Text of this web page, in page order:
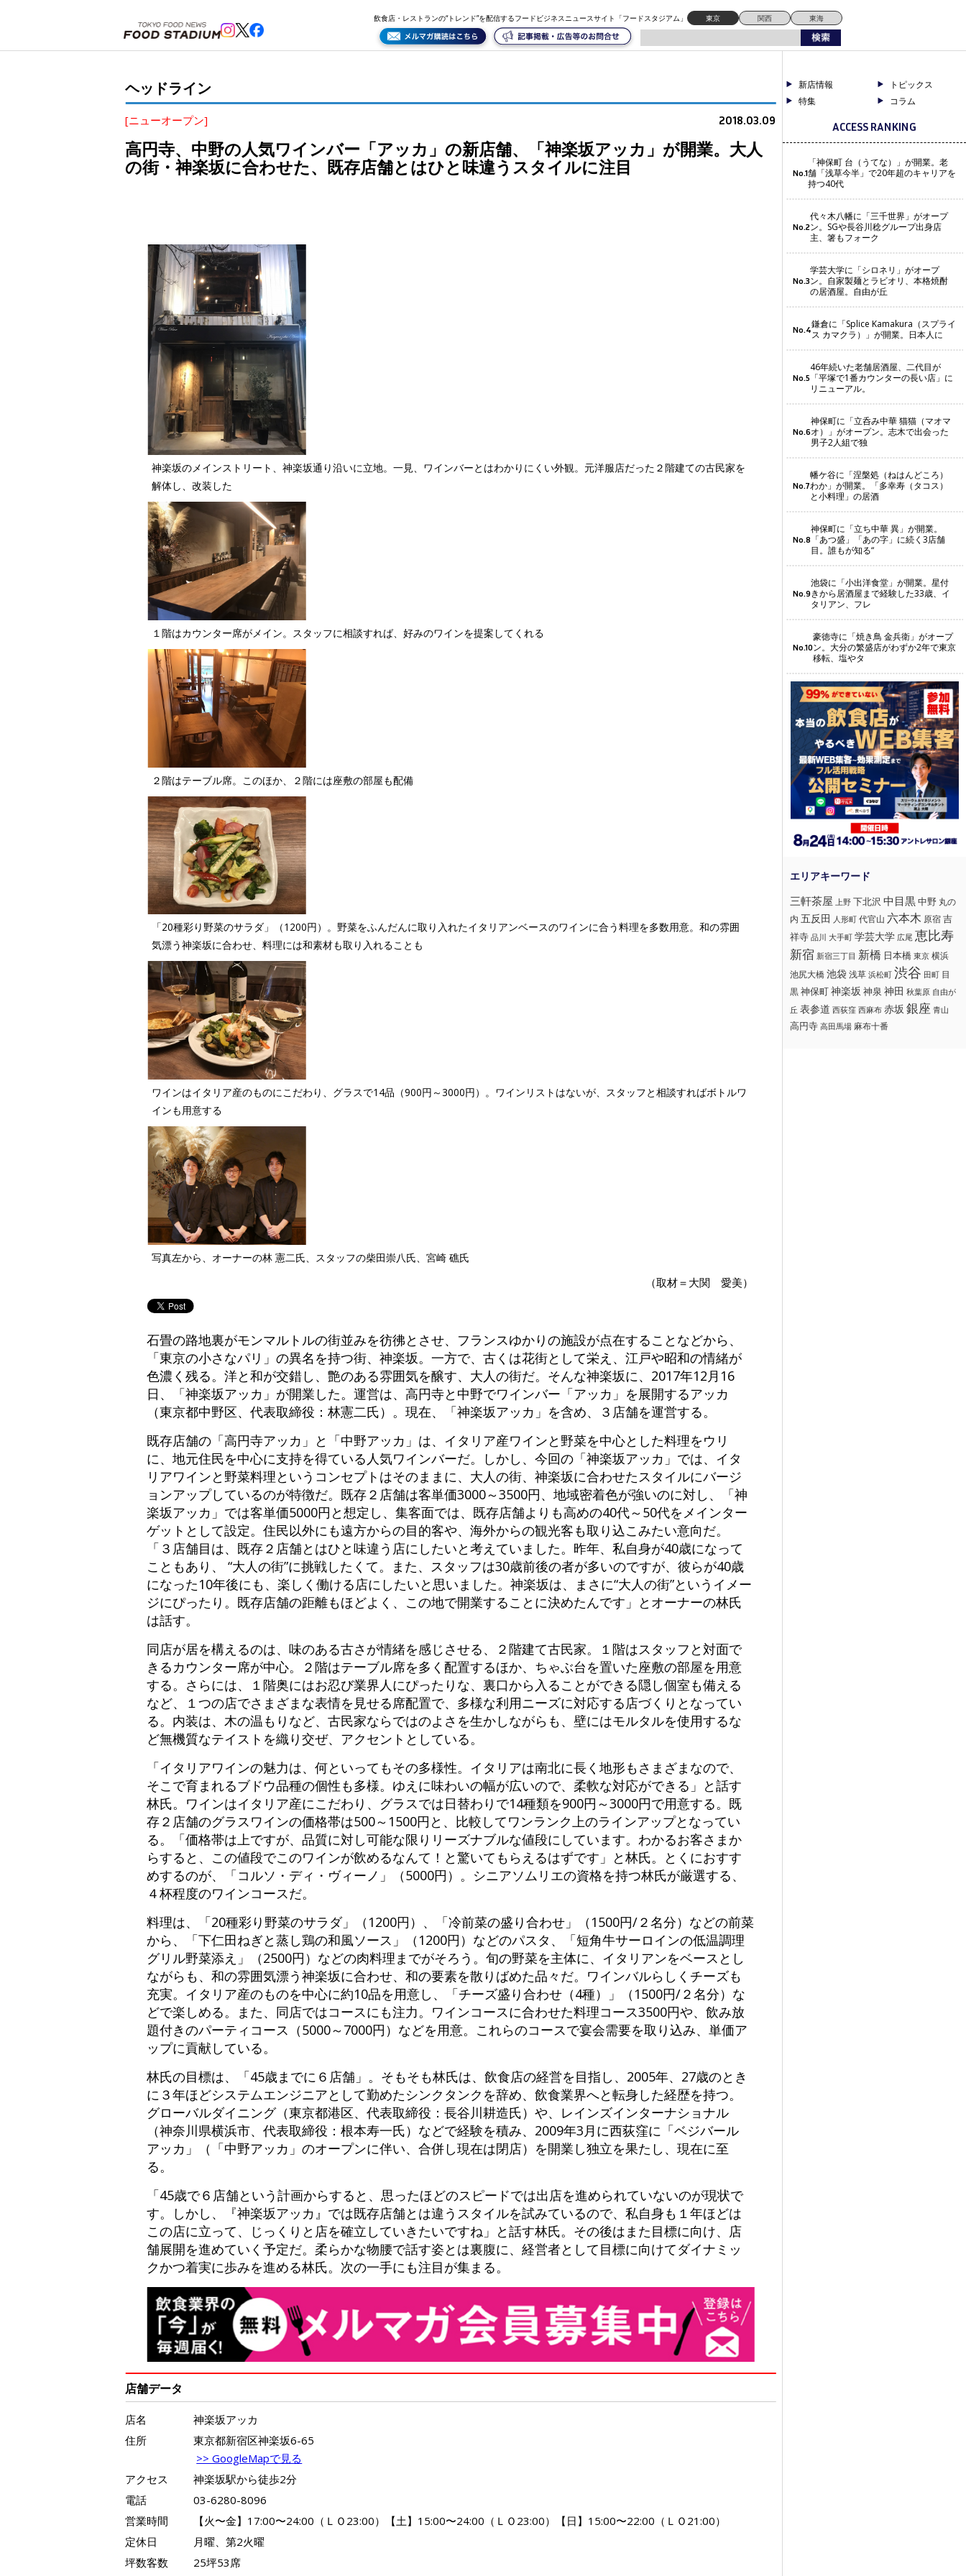
飲食店・レストランの“トレンド”を配信するフードビジネスニュースサイト「フードスタジアム」 東京 関西 東海
ヘッドライン
[ニューオープン] 2018.03.09
高円寺、中野の人気ワインバー「アッカ」の新店舗、「神楽坂アッカ」が開業。大人
の街・神楽坂に合わせた、既存店舗とはひと味違うスタイルに注目
神楽坂のメインストリート、神楽坂通り沿いに立地。一見、ワインバーとはわかりにくい外観。元洋服店だった２階建ての古民家を
解体し、改装した
１階はカウンター席がメイン。スタッフに相談すれば、好みのワインを提案してくれる
２階はテーブル席。このほか、２階には座敷の部屋も配備
「20種彩り野菜のサラダ」（1200円）。野菜をふんだんに取り入れたイタリアンベースのワインに合う料理を多数用意。和の雰囲
気漂う神楽坂に合わせ、料理には和素材も取り入れることも
ワインはイタリア産のものにこだわり、グラスで14品（900円～3000円）。ワインリストはないが、スタッフと相談すればボトルワ
インも用意する
写真左から、オーナーの林 憲二氏、スタッフの柴田崇八氏、宮崎 礁氏
（取材＝大関 愛美）
石畳の路地裏がモンマルトルの街並みを彷彿とさせ、フランスゆかりの施設が点在することなどから、
「東京の小さなパリ」の異名を持つ街、神楽坂。一方で、古くは花街として栄え、江戸や昭和の情緒が
色濃く残る。洋と和が交錯し、艶のある雰囲気を醸す、大人の街だ。そんな神楽坂に、2017年12月16
日、「神楽坂アッカ」が開業した。運営は、高円寺と中野でワインバー「アッカ」を展開するアッカ
（東京都中野区、代表取締役：林憲二氏）。現在、「神楽坂アッカ」を含め、３店舗を運営する。
既存店舗の「高円寺アッカ」と「中野アッカ」は、イタリア産ワインと野菜を中心とした料理をウリ
に、地元住民を中心に支持を得ている人気ワインバーだ。しかし、今回の「神楽坂アッカ」では、イタ
リアワインと野菜料理というコンセプトはそのままに、大人の街、神楽坂に合わせたスタイルにバージ
ョンアップしているのが特徴だ。既存２店舗は客単価3000～3500円、地域密着色が強いのに対し、「神
楽坂アッカ」では客単価5000円と想定し、集客面では、既存店舗よりも高めの40代～50代をメインター
ゲットとして設定。住民以外にも遠方からの目的客や、海外からの観光客も取り込こみたい意向だ。
「３店舗目は、既存２店舗とはひと味違う店にしたいと考えていました。昨年、私自身が40歳になって
こともあり、 “大人の街”に挑戦したくて。また、スタッフは30歳前後の者が多いのですが、彼らが40歳
になった10年後にも、楽しく働ける店にしたいと思いました。神楽坂は、まさに“大人の街”というイメー
ジにぴったり。既存店舗の距離もほどよく、この地で開業することに決めたんです」とオーナーの林氏
は話す。
同店が居を構えるのは、味のある古さが情緒を感じさせる、２階建て古民家。１階はスタッフと対面で
きるカウンター席が中心。２階はテーブル席を多く配置するほか、ちゃぶ台を置いた座敷の部屋を用意
する。さらには、１階奥にはお忍び業界人にぴったりな、裏口から入ることができる隠し個室も備える
など、１つの店でさまざまな表情を見せる席配置で、多様な利用ニーズに対応する店づくりとなってい
る。内装は、木の温もりなど、古民家ならではのよさを生かしながらも、壁にはモルタルを使用するな
ど無機質なテイストを織り交ぜ、アクセントとしている。
「イタリアワインの魅力は、何といってもその多様性。イタリアは南北に長く地形もさまざまなので、
そこで育まれるブドウ品種の個性も多様。ゆえに味わいの幅が広いので、柔軟な対応ができる」と話す
林氏。ワインはイタリア産にこだわり、グラスでは日替わりで14種類を900円～3000円で用意する。既
存２店舗のグラスワインの価格帯は500～1500円と、比較してワンランク上のラインアップとなってい
る。「価格帯は上ですが、品質に対し可能な限りリーズナブルな値段にしています。わかるお客さまか
らすると、この値段でこのワインが飲めるなんて！と驚いてもらえるはずです」と林氏。とくにおすす
めするのが、「コルソ・ディ・ヴィーノ」（5000円）。シニアソムリエの資格を持つ林氏が厳選する、
４杯程度のワインコースだ。
料理は、「20種彩り野菜のサラダ」（1200円）、「冷前菜の盛り合わせ」（1500円/２名分）などの前菜
から、「下仁田ねぎと蒸し鶏の和風ソース」（1200円）などのパスタ、「短角牛サーロインの低温調理
グリル野菜添え」（2500円）などの肉料理までがそろう。旬の野菜を主体に、イタリアンをベースとし
ながらも、和の雰囲気漂う神楽坂に合わせ、和の要素を散りばめた品々だ。ワインバルらしくチーズも
充実。イタリア産のものを中心に約10品を用意し、「チーズ盛り合わせ（4種）」（1500円/２名分）な
どで楽しめる。また、同店ではコースにも注力。ワインコースに合わせた料理コース3500円や、飲み放
題付きのパーティコース（5000～7000円）などを用意。これらのコースで宴会需要を取り込み、単価ア
ップに貢献している。
林氏の目標は、「45歳までに６店舗」。そもそも林氏は、飲食店の経営を目指し、2005年、27歳のとき
に３年ほどシステムエンジニアとして勤めたシンクタンクを辞め、飲食業界へと転身した経歴を持つ。
グローバルダイニング（東京都港区、代表取締役：長谷川耕造氏）や、レインズインターナショナル
（神奈川県横浜市、代表取締役：根本寿一氏）などで経験を積み、2009年3月に西荻窪に「ベジバール
アッカ」（「中野アッカ」のオープンに伴い、合併し現在は閉店）を開業し独立を果たし、現在に至
る。
「45歳で６店舗という計画からすると、思ったほどのスピードでは出店を進められていないのが現状で
す。しかし、『神楽坂アッカ』では既存店舗とは違うスタイルを試みているので、私自身も１年ほどは
この店に立って、じっくりと店を確立していきたいですね」と話す林氏。その後はまた目標に向け、店
舗展開を進めていく予定だ。柔らかな物腰で話す姿とは裏腹に、経営者として目標に向けてダイナミッ
クかつ着実に歩みを進める林氏。次の一手にも注目が集まる。
店舗データ
店名
神楽坂アッカ
住所
東京都新宿区神楽坂6-65
>> GoogleMapで見る
アクセス
神楽坂駅から徒歩2分
電話
03-6280-8096
営業時間
【火〜金】17:00〜24:00（ＬＯ23:00）【土】15:00〜24:00（ＬＯ23:00）【日】15:00〜22:00（ＬＯ21:00）
定休日
月曜、第2火曜
坪数客数
25坪53席
新店情報
トピックス
特集
コラム
ACCESS RANKING
No.1
「神保町 台（うてな）」が開業。老
舗「浅草今半」で20年超のキャリアを
持つ40代
No.2
代々木八幡に「三千世界」がオープ
ン。SGや長谷川稔グループ出身店
主、箸もフォーク
No.3
学芸大学に「シロネリ」がオープ
ン。自家製麺とラビオリ、本格焼酎
の居酒屋。自由が丘
No.4鎌倉に「Splice Kamakura（スプライ
ス カマクラ）」が開業。日本人に
No.5
46年続いた老舗居酒屋、二代目が
「平塚で1番カウンターの長い店」に
リニューアル。
No.6
神保町に「立呑み中華 猫猫（マオマ
オ）」がオープン。志木で出会った
男子2人組で独
No.7
幡ケ谷に「涅槃処（ねはんどころ）
わか」が開業。「多幸寿（タコス）
と小料理」の居酒
No.8
神保町に「立ち中華 異」が開業。
「あつ盛」「あの字」に続く3店舗
目。誰もが知る“
No.9
池袋に「小出洋食堂」が開業。星付
きから居酒屋まで経験した33歳、イ
タリアン、フレ
No.10
豪徳寺に「焼き鳥 金兵衛」がオープ
ン。大分の繁盛店がわずか2年で東京
移転、塩やタ
三軒茶屋 上野 下北沢 中目黒中野 丸の
内 五反田 人形町 代官山 六本木 原宿 吉
祥寺 品川 大手町 学芸大学 広尾 恵比寿
新宿 新宿三丁目 新橋 日本橋 東京 横浜
池尻大橋 池袋浅草 浜松町 渋谷 田町 目
黒神保町神楽坂 神泉 神田 秋葉原 自由が
丘 表参道 西荻窪 西麻布 赤坂 銀座 青山
高円寺 高田馬場 麻布十番